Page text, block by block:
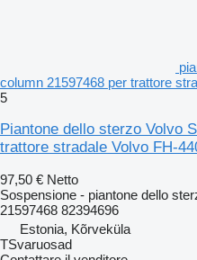
column 21597468 per trattore
5
Piantone dello sterzo Volvo
trattore stradale Volvo FH-
97,50 € Netto
Sospensione - piantone dello
21597468 82394696
Estonia, Kõrveküla
TSvaruosad